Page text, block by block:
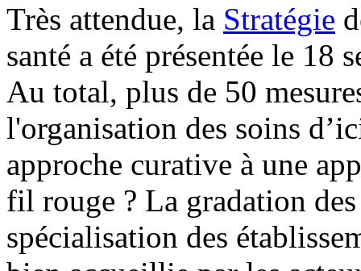
Très attendue, la Stratégie
santé a été présentée le 18
Au total, plus de 50
l'organisation des soins
approche curative à une
fil rouge ? La gradation
spécialisation des